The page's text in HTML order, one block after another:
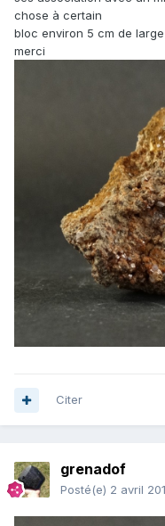
chose à certain
bloc environ 5 cm de large
merci
Citer
grenadof
Posté(e) 2 avril